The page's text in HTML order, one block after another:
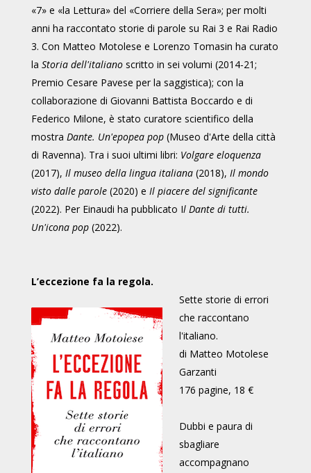
«7» e «la Lettura» del «Corriere della Sera»; per molti
anni ha raccontato storie di parole su Rai 3 e Rai Radio
3. Con Matteo Motolese e Lorenzo Tomasin ha curato
la Storia dell'italianoscritto in sei volumi (2014-21;
Premio Cesare Pavese per la saggistica); con la
collaborazione di Giovanni Battista Boccardo e di
Federico Milone, è stato curatore scientifico della
mostra Dante. Un'epopea pop(Museo d'Arte della città
di Ravenna). Tra i suoi ultimi libri: Volgare eloquenza
(2017), Il museo della lingua italiana(2018), Il mondo
visto dalle parole(2020) e Il piacere del significante
(2022). Per Einaudi ha pubblicato Il Dante di tutti.
Un'icona pop(2022).
L’eccezione fa la regola.
Sette storie di errori
che raccontano
l'italiano.
di Matteo Motolese
Garzanti
176 pagine, 18 €
Dubbi e paura di
sbagliare
accompagnano